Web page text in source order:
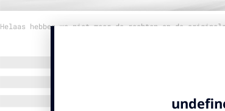
Helaas hebben we niet meer de rechten op de